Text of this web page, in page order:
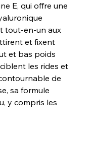
E, qui offre une
tout-en-un aux
et fixent
et bas poids
les rides et
de
sa formule
y compris les